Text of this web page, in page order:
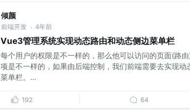
倾颜
前端开发 · 4年前
Vue3管理系统实现动态路由和动态侧边菜单栏
每个用户的权限是不一样的，那么他可以访问的页面(路
项是不一样的，如果由后端控制，我们前端需要去实现动
菜单栏。...
192 64